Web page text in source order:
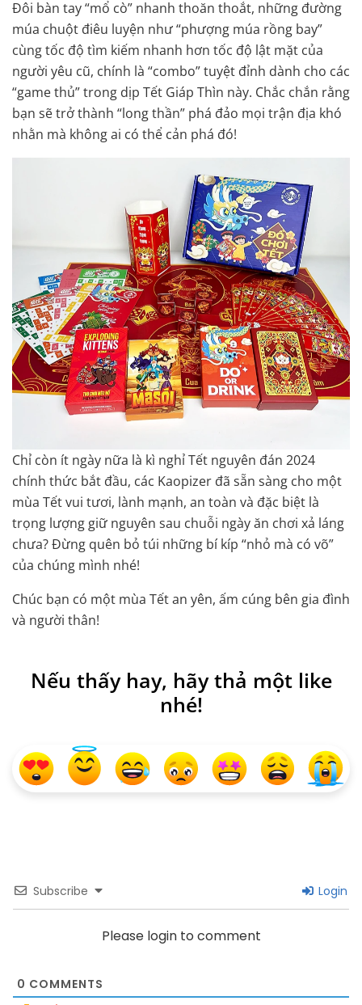
Đôi bàn tay “mổ cò” nhanh thoăn thoắt, những đường
múa chuột điêu luyện như “phượng múa rồng bay”
cùng tốc độ tìm kiếm nhanh hơn tốc độ lật mặt của
người yêu cũ, chính là “combo” tuyệt đỉnh dành cho các
“game thủ” trong dịp Tết Giáp Thìn này. Chắc chắn rằng
bạn sẽ trở thành “long thần” phá đảo mọi trận địa khó
nhằn mà không ai có thể cản phá đó!
Chỉ còn ít ngày nữa là kì nghỉ Tết nguyên đán 2024
chính thức bắt đầu, các Kaopizer đã sẵn sàng cho một
mùa Tết vui tươi, lành mạnh, an toàn và đặc biệt là
trọng lượng giữ nguyên sau chuỗi ngày ăn chơi xả láng
chưa? Đừng quên bỏ túi những bí kíp “nhỏ mà có võ”
của chúng mình nhé!
Chúc bạn có một mùa Tết an yên, ấm cúng bên gia đình
và người thân!
Nếu thấy hay, hãy thả một like
nhé!
Subscribe Login
Please login to comment
0 COMMENTS